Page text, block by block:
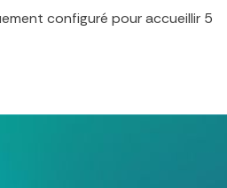
configuré pour accueillir 5